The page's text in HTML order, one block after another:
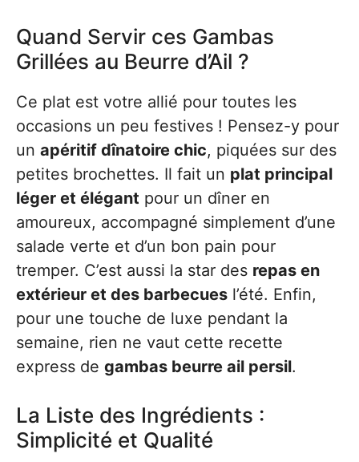
Quand Servir ces Gambas
Grillées au Beurre d’Ail ?
Ce plat est votre allié pour toutes les
occasions un peu festives ! Pensez-y pour
un apéritif dînatoire chic, piquées sur des
petites brochettes. Il fait un plat principal
léger et élégant pour un dîner en
amoureux, accompagné simplement d’une
salade verte et d’un bon pain pour
tremper. C’est aussi la star des repas en
extérieur et des barbecues l’été. Enfin,
pour une touche de luxe pendant la
semaine, rien ne vaut cette recette
express de gambas beurre ail persil.
La Liste des Ingrédients :
Simplicité et Qualité